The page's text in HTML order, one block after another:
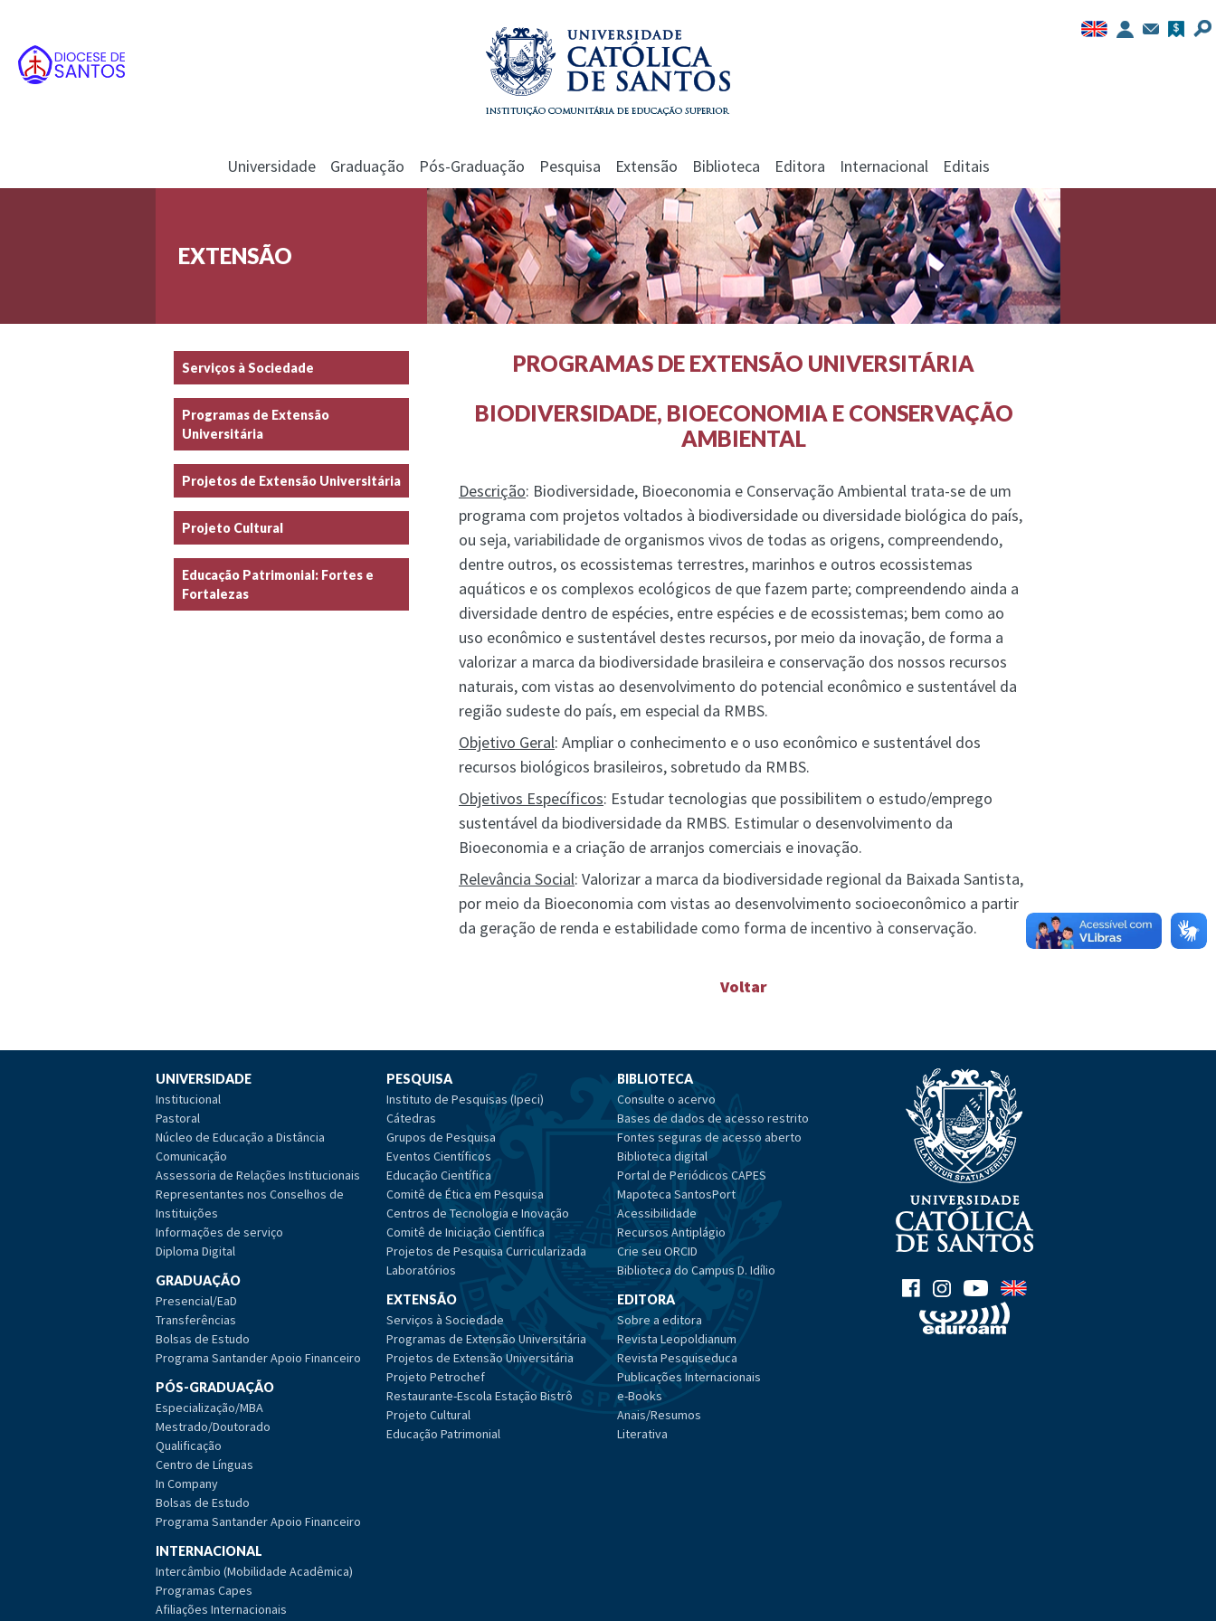
Universidade Graduação Pós-Graduação Pesquisa Extensão Biblioteca Editora Internacional Editais
EXTENSÃO
PROGRAMAS DE EXTENSÃO UNIVERSITÁRIA
BIODIVERSIDADE, BIOECONOMIA E CONSERVAÇÃO
AMBIENTAL
Descrição: Biodiversidade, Bioeconomia e Conservação Ambiental trata-se de um
programa com projetos voltados à biodiversidade ou diversidade biológica do país,
ou seja, variabilidade de organismos vivos de todas as origens, compreendendo,
dentre outros, os ecossistemas terrestres, marinhos e outros ecossistemas
aquáticos e os complexos ecológicos de que fazem parte; compreendendo ainda a
diversidade dentro de espécies, entre espécies e de ecossistemas; bem como ao
uso econômico e sustentável destes recursos, por meio da inovação, de forma a
valorizar a marca da biodiversidade brasileira e conservação dos nossos recursos
naturais, com vistas ao desenvolvimento do potencial econômico e sustentável da
região sudeste do país, em especial da RMBS.
Objetivo Geral: Ampliar o conhecimento e o uso econômico e sustentável dos
recursos biológicos brasileiros, sobretudo da RMBS.
Objetivos Específicos: Estudar tecnologias que possibilitem o estudo/emprego
sustentável da biodiversidade da RMBS. Estimular o desenvolvimento da
Bioeconomia e a criação de arranjos comerciais e inovação.
Relevância Social: Valorizar a marca da biodiversidade regional da Baixada Santista,
por meio da Bioeconomia com vistas ao desenvolvimento socioeconômico a partir
da geração de renda e estabilidade como forma de incentivo à conservação.
Voltar
Serviços à Sociedade
Programas de Extensão
Universitária
Projetos de Extensão Universitária
Projeto Cultural
Educação Patrimonial: Fortes e
Fortalezas
UNIVERSIDADE
Institucional
Pastoral
Núcleo de Educação a Distância
Comunicação
Assessoria de Relações Institucionais
Representantes nos Conselhos de
Instituições
Informações de serviço
Diploma Digital
GRADUAÇÃO
Presencial/EaD
Transferências
Bolsas de Estudo
Programa Santander Apoio Financeiro
PÓS-GRADUAÇÃO
Especialização/MBA
Mestrado/Doutorado
Qualificação
Centro de Línguas
In Company
Bolsas de Estudo
Programa Santander Apoio Financeiro
PESQUISA
Instituto de Pesquisas (Ipeci)
Cátedras
Grupos de Pesquisa
Eventos Científicos
Educação Científica
Comitê de Ética em Pesquisa
Centros de Tecnologia e Inovação
Comitê de Iniciação Científica
Projetos de Pesquisa Curricularizada
Laboratórios
EXTENSÃO
Serviços à Sociedade
Programas de Extensão Universitária
Projetos de Extensão Universitária
Projeto Petrochef
Restaurante-Escola Estação Bistrô
Projeto Cultural
Educação Patrimonial
BIBLIOTECA
Consulte o acervo
Bases de dados de acesso restrito
Fontes seguras de acesso aberto
Biblioteca digital
Portal de Periódicos CAPES
Mapoteca SantosPort
Acessibilidade
Recursos Antiplágio
Crie seu ORCID
Biblioteca do Campus D. Idílio
EDITORA
Sobre a editora
Revista Leopoldianum
Revista Pesquiseduca
Publicações Internacionais
e-Books
Anais/Resumos
Literativa
INTERNACIONAL
Intercâmbio (Mobilidade Acadêmica)
Programas Capes
Afiliações Internacionais